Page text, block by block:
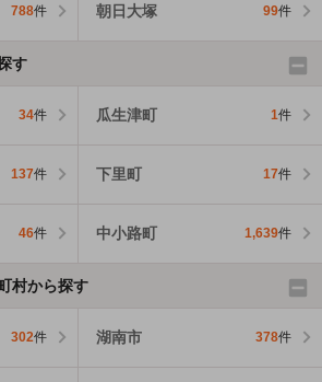
788件 朝日大塚 99件
す
34件 瓜生津町 1件
137件 下里町 17件
46件 中小路町 1,639件
村から探す
302件 湖南市 378件